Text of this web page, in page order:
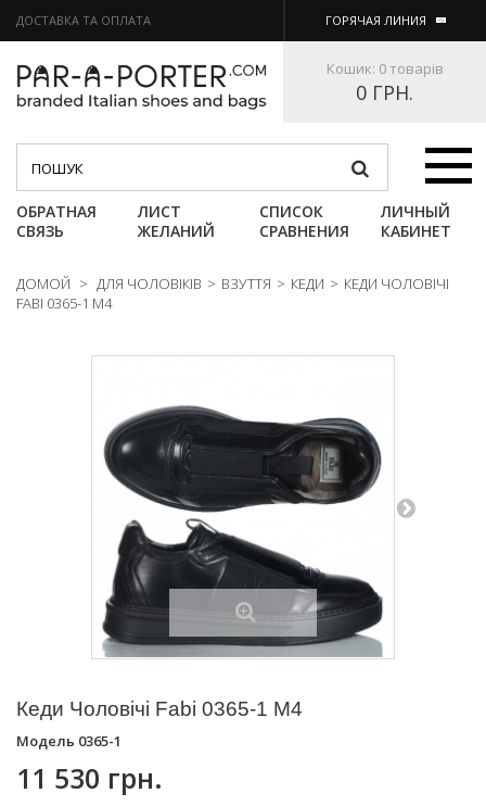
ДОСТАВКА ТА ОПЛАТА ГОРЯЧАЯ ЛИНИЯ
Кошик: 0 товарів
0 ГРН.
Категории
ОБРАТНАЯ
СВЯЗЬ
ЛИСТ
ЖЕЛАНИЙ
СПИСОК
СРАВНЕНИЯ
ЛИЧНЫЙ
КАБИНЕТ
ДОМОЙ > ДЛЯ ЧОЛОВІКІВ > ВЗУТТЯ > КЕДИ > КЕДИ ЧОЛОВІЧІ
FABI 0365-1 M4
Кеди Чоловічі Fabi 0365-1 M4
Модель 0365-1
11 530 грн.